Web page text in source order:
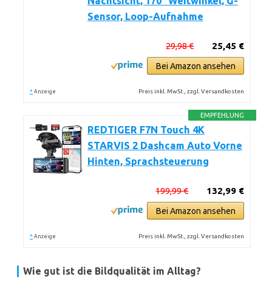
Sensor, Loop-Aufnahme
25,45 €
29,98 €
Bei Amazon ansehen
* Anzeige Preis inkl. MwSt., zzgl. Versandkosten
EMPFEHLUNG
REDTIGER F7N Touch 4K
STARVIS 2 Dashcam Auto Vorne
Hinten, Sprachsteuerung
132,99 €
199,99 €
Bei Amazon ansehen
* Anzeige Preis inkl. MwSt., zzgl. Versandkosten
Wie gut ist die Bildqualität im Alltag?